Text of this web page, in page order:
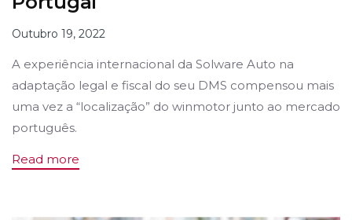
Outubro 19, 2022
A experiência internacional da Solware Auto na
adaptação legal e fiscal do seu DMS compensou mais
uma vez a “localização” do winmotor junto ao mercado
português.
Read more